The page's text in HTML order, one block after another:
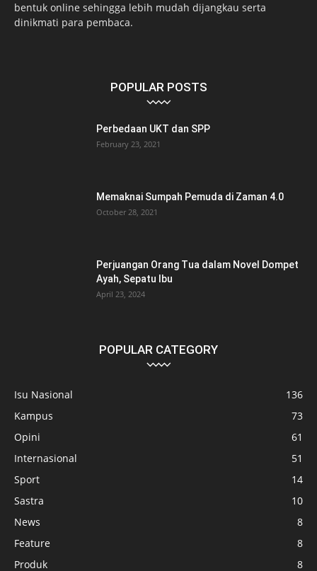
bentuk online sehingga lebih mudah dijangkau serta
dinikmati para pembaca.
POPULAR POSTS
Perbedaan UKT dan SPP
February 23, 2021
Memaknai Sumpah Pemuda di Zaman 4.0
October 28, 2021
Perjuangan Orang Tua dalam Novel Dompet
Ayah, Sepatu Ibu
April 23, 2024
POPULAR CATEGORY
Isu Nasional
136
Kampus
73
Opini
61
Internasional
51
Sport
14
Sastra
10
News
8
Feature
8
Produk
8